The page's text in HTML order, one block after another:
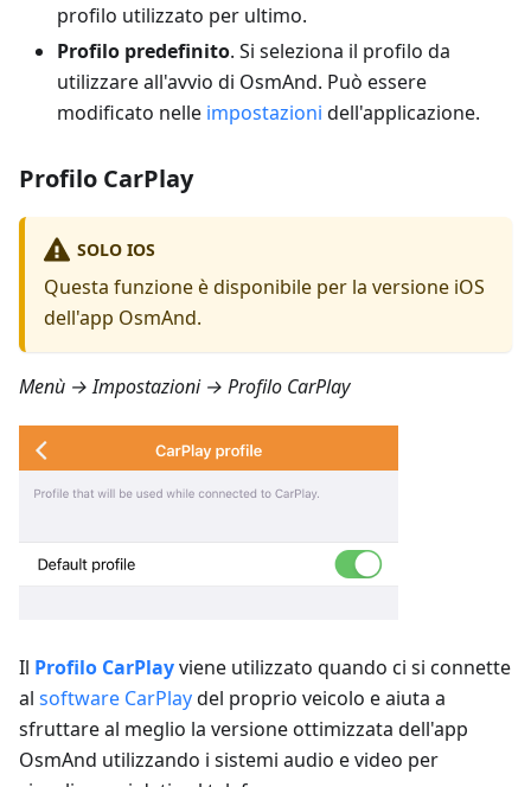
profilo utilizzato per ultimo.
Profilo predefinito. Si seleziona il profilo da
utilizzare all'avvio di OsmAnd. Può essere
modificato nelle impostazioni dell'applicazione.
Profilo CarPlay
SOLO IOS
Questa funzione è disponibile per la versione iOS
dell'app OsmAnd.
Menù → Impostazioni → Profilo CarPlay
Il Profilo CarPlayviene utilizzato quando ci si connette
al software CarPlaydel proprio veicolo e aiuta a
sfruttare al meglio la versione ottimizzata dell'app
OsmAnd utilizzando i sistemi audio e video per